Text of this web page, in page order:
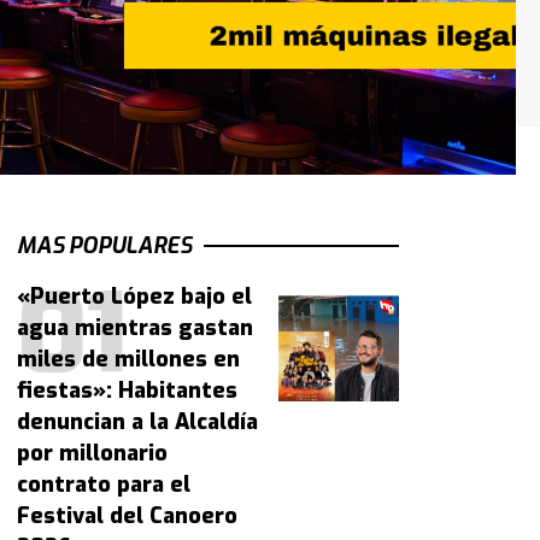
MAS POPULARES
«Puerto López bajo el
agua mientras gastan
miles de millones en
fiestas»: Habitantes
denuncian a la Alcaldía
por millonario
contrato para el
Festival del Canoero